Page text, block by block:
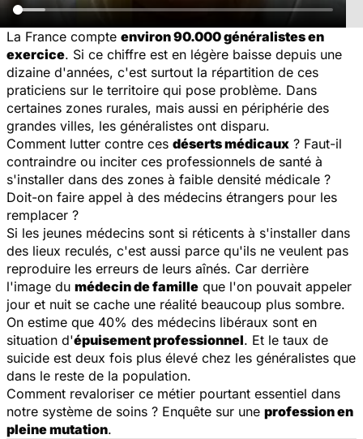
La France compte environ 90.000 généralistes en
exercice. Si ce chiffre est en légère baisse depuis une
dizaine d'années, c'est surtout la répartition de ces
praticiens sur le territoire qui pose problème. Dans
certaines zones rurales, mais aussi en périphérie des
grandes villes, les généralistes ont disparu.
Comment lutter contre ces déserts médicaux ? Faut-il
contraindre ou inciter ces professionnels de santé à
s'installer dans des zones à faible densité médicale ?
Doit-on faire appel à des médecins étrangers pour les
remplacer ?
Si les jeunes médecins sont si réticents à s'installer dans
des lieux reculés, c'est aussi parce qu'ils ne veulent pas
reproduire les erreurs de leurs aînés. Car derrière
l'image du médecin de famille que l'on pouvait appeler
jour et nuit se cache une réalité beaucoup plus sombre.
On estime que 40% des médecins libéraux sont en
situation d'épuisement professionnel. Et le taux de
suicide est deux fois plus élevé chez les généralistes que
dans le reste de la population.
Comment revaloriser ce métier pourtant essentiel dans
notre système de soins ? Enquête sur une profession en
pleine mutation.